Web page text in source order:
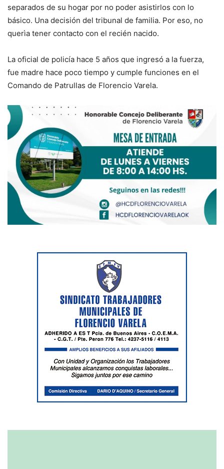
separados de su hogar por no poder asistirlos con lo
básico. Una decisión del tribunal de familia. Por eso, no
querìa tener contacto con el recién nacido.
La oficial de policía hace 5 años que ingresó a la fuerza,
fue madre hace poco tiempo y cumple funciones en el
Comando de Patrullas de Florencio Varela.